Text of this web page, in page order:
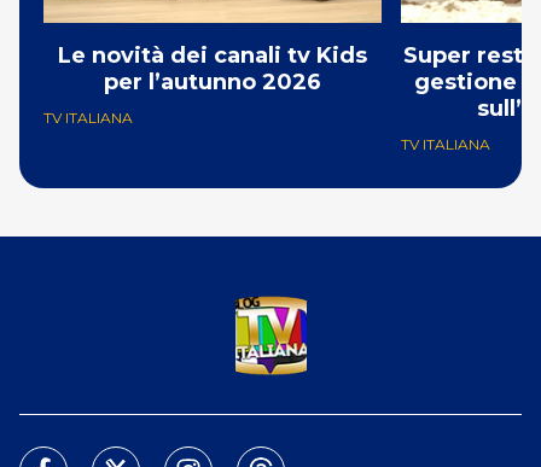
Le novità dei canali tv Kids
per l’autunno 2026
TV ITALIANA
Super
gestione
TV ITALIANA